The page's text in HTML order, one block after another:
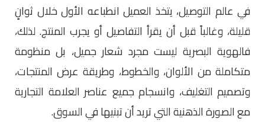
في عالم التوصيل، يتخذ العميل انطباعه الأول خلال ثوانٍ
قليلة، وغالباً قبل أن يقرأ التفاصيل أو يجرب المنتج. لذلك،
فالهوية البصرية ليست مجرد شعار جميل، بل منظومة
متكاملة من الألوان، والخطوط، وطريقة عرض المنتجات،
وتصميم التغليف، وانسجام جميع عناصر العلامة التجارية
مع الصورة الذهنية التي تريد أن تبنيها في السوق.